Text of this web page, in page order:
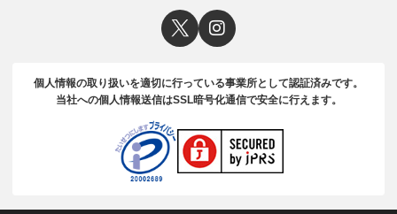
個人情報の取り扱いを適切に行っている事業所として認証済みです。
当社への個人情報送信はSSL暗号化通信で安全に行えます。